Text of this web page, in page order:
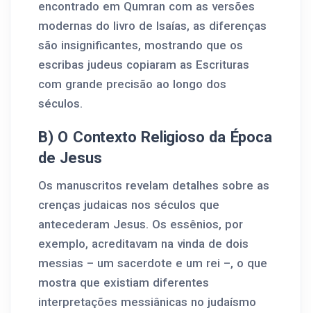
encontrado em Qumran com as versões
modernas do livro de Isaías, as diferenças
são insignificantes, mostrando que os
escribas judeus copiaram as Escrituras
com grande precisão ao longo dos
séculos.
B) O Contexto Religioso da Época
de Jesus
Os manuscritos revelam detalhes sobre as
crenças judaicas nos séculos que
antecederam Jesus. Os essênios, por
exemplo, acreditavam na vinda de dois
messias – um sacerdote e um rei –, o que
mostra que existiam diferentes
interpretações messiânicas no judaísmo